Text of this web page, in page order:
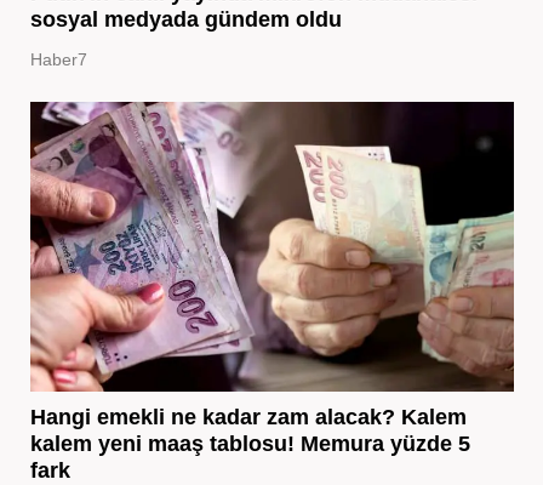
sosyal medyada gündem oldu
Haber7
Hangi emekli ne kadar zam alacak? Kalem
kalem yeni maaş tablosu! Memura yüzde 5
fark